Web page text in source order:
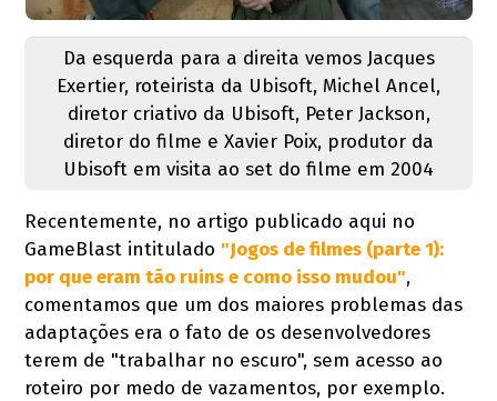
Da esquerda para a direita vemos Jacques
Exertier, roteirista da Ubisoft, Michel Ancel,
diretor criativo da Ubisoft, Peter Jackson,
diretor do filme e Xavier Poix, produtor da
Ubisoft em visita ao set do filme em 2004
Recentemente, no artigo publicado aqui no
GameBlast intitulado "Jogos de filmes (parte 1):
por que eram tão ruins e como isso mudou",
comentamos que um dos maiores problemas das
adaptações era o fato de os desenvolvedores
terem de "trabalhar no escuro", sem acesso ao
roteiro por medo de vazamentos, por exemplo.